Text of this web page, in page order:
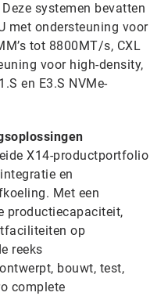
systemen bevatten
met ondersteuning voor
tot 8800MT/s, CXL
voor high-density,
en E3.S NVMe-
X14-productportfolio
en
Met een
productiecapaciteit,
op
reeks
bouwt, test,
complete